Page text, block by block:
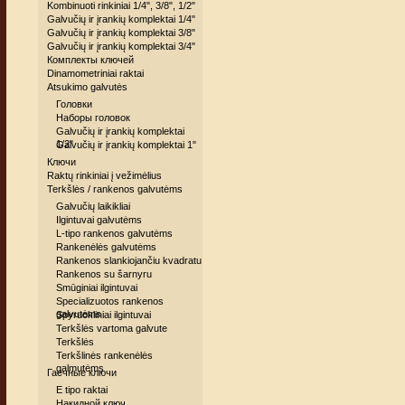
Kombinuoti rinkiniai 1/4", 3/8", 1/2"
Galvučių ir įrankių komplektai 1/4"
Galvučių ir įrankių komplektai 3/8"
Galvučių ir įrankių komplektai 3/4"
Комплекты ключей
Dinamometriniai raktai
Atsukimo galvutės
Головки
Наборы головок
Galvučių ir įrankių komplektai
1/2"
Galvučių ir įrankių komplektai 1"
Ключи
Raktų rinkiniai į vežimėlius
Terkšlės / rankenos galvutėms
Galvučių laikikliai
Ilgintuvai galvutėms
L-tipo rankenos galvutėms
Rankenėlės galvutėms
Rankenos slankiojančiu kvadratu
Rankenos su šarnyru
Smūginiai ilgintuvai
Specializuotos rankenos
galvutėms
Spyruokliniai ilgintuvai
Terkšlės vartoma galvute
Terkšlės
Terkšlinės rankenėlės
galmutėms
Гаечные ключи
E tipo raktai